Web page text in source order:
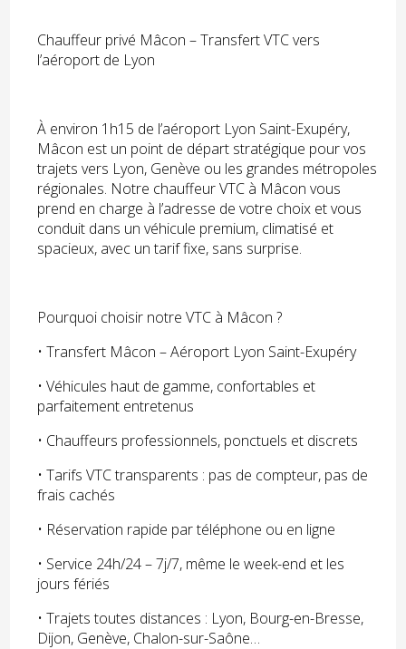
Chauffeur privé Mâcon – Transfert VTC vers
l’aéroport de Lyon
À environ 1h15 de l’aéroport Lyon Saint-Exupéry,
Mâcon est un point de départ stratégique pour vos
trajets vers Lyon, Genève ou les grandes métropoles
régionales. Notre chauffeur VTC à Mâcon vous
prend en charge à l’adresse de votre choix et vous
conduit dans un véhicule premium, climatisé et
spacieux, avec un tarif fixe, sans surprise.
Pourquoi choisir notre VTC à Mâcon ?
• Transfert Mâcon – Aéroport Lyon Saint-Exupéry
• Véhicules haut de gamme, confortables et
parfaitement entretenus
• Chauffeurs professionnels, ponctuels et discrets
• Tarifs VTC transparents : pas de compteur, pas de
frais cachés
• Réservation rapide par téléphone ou en ligne
• Service 24h/24 – 7j/7, même le week-end et les
jours fériés
• Trajets toutes distances : Lyon, Bourg-en-Bresse,
Dijon, Genève, Chalon-sur-Saône…